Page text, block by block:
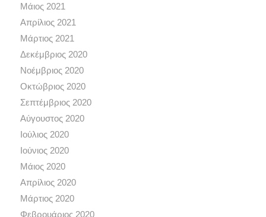
Μάιος 2021
Απρίλιος 2021
Μάρτιος 2021
Δεκέμβριος 2020
Νοέμβριος 2020
Οκτώβριος 2020
Σεπτέμβριος 2020
Αύγουστος 2020
Ιούλιος 2020
Ιούνιος 2020
Μάιος 2020
Απρίλιος 2020
Μάρτιος 2020
Φεβρουάριος 2020